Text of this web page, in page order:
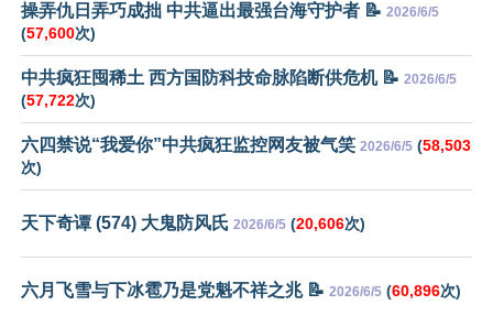
操弄仇日弄巧成拙 中共逼出最强台海守护者 📝 2026/6/5
(57,600次)
中共疯狂囤稀土 西方国防科技命脉陷断供危机 📝 2026/6/5
(57,722次)
六四禁说“我爱你”中共疯狂监控网友被气笑 2026/6/5 (58,503
次)
天下奇谭 (574) 大鬼防风氏 2026/6/5 (20,606次)
六月飞雪与下冰雹乃是党魁不祥之兆 📝 2026/6/5 (60,896次)